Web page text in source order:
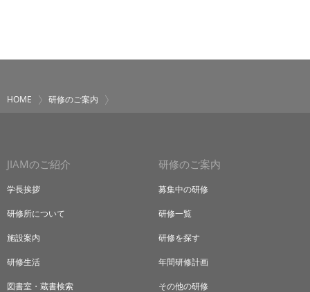
HOME 研修のご案内
JIAMのご紹介
学長挨拶
研修所について
施設案内
研修生活
図書室・蔵書検索
研修のご案内
募集中の研修
研修一覧
研修を探す
年間研修計画
その他の研修